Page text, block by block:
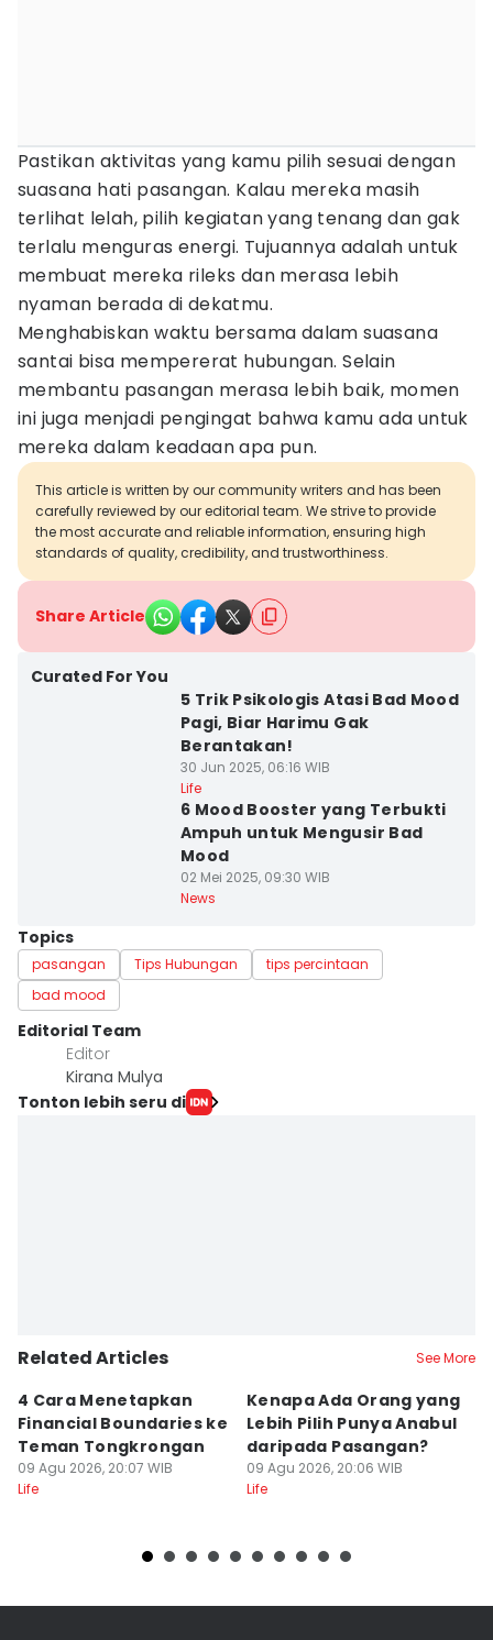
Pastikan aktivitas yang kamu pilih sesuai dengan
suasana hati pasangan. Kalau mereka masih
terlihat lelah, pilih kegiatan yang tenang dan gak
terlalu menguras energi. Tujuannya adalah untuk
membuat mereka rileks dan merasa lebih
nyaman berada di dekatmu.
Menghabiskan waktu bersama dalam suasana
santai bisa mempererat hubungan. Selain
membantu pasangan merasa lebih baik, momen
ini juga menjadi pengingat bahwa kamu ada untuk
mereka dalam keadaan apa pun.
This article is written by our community writers and has been
carefully reviewed by our editorial team. We strive to provide
the most accurate and reliable information, ensuring high
standards of quality, credibility, and trustworthiness.
Share Article
Curated For You
5 Trik Psikologis Atasi Bad Mood
Pagi, Biar Harimu Gak
Berantakan!
30 Jun 2025, 06:16 WIB
Life
6 Mood Booster yang Terbukti
Ampuh untuk Mengusir Bad
Mood
02 Mei 2025, 09:30 WIB
News
Topics
pasangan Tips Hubungan
tips percintaan
bad mood
Editorial Team
Editor
Kirana Mulya
Tonton lebih seru di
Related Articles See More
4 Cara Menetapkan
Financial Boundaries ke
Teman Tongkrongan
09 Agu 2026, 20:07 WIB
Life
Kenapa Ada Orang yang
Lebih Pilih Punya Anabul
daripada Pasangan?
09 Agu 2026, 20:06 WIB
Life